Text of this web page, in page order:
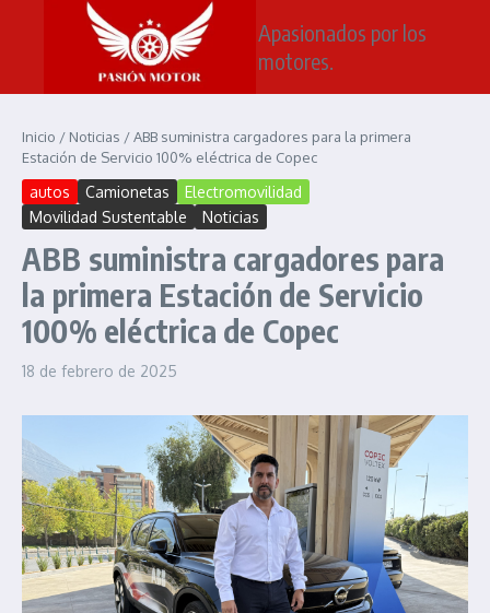
Saltar al contenido
Apasionados por los
motores.
Inicio / Noticias /ABB suministra cargadores para la primera
Estación de Servicio 100% eléctrica de Copec
autos Camionetas
Electromovilidad
Movilidad Sustentable
Noticias
ABB suministra cargadores para
la primera Estación de Servicio
100% eléctrica de Copec
18 de febrero de 2025